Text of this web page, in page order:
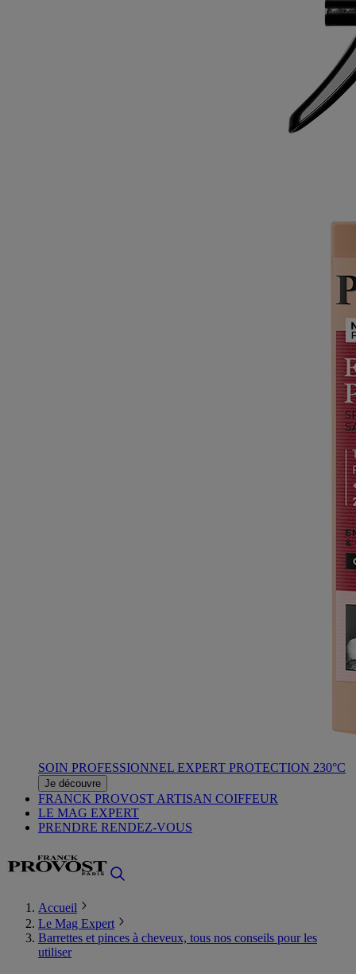
SOIN PROFESSIONNEL EXPERT PROTECTION 230°C
Je découvre
FRANCK PROVOST ARTISAN COIFFEUR
LE MAG EXPERT
PRENDRE RENDEZ-VOUS
Accueil
Le Mag Expert
Barrettes et pinces à cheveux, tous nos conseils pour les
utiliser